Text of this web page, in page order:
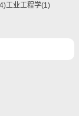
工业工程学(1)